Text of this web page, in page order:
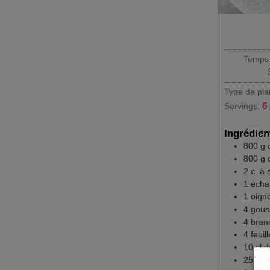
Type de
Servings: 6
800 g
800 g
2 c. à
1
1
4
4
4
10 cl
25